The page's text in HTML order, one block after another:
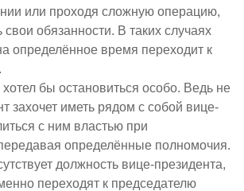
или проходя сложную операцию,
свои обязанности. В таких случаях
определённое время переходит к
бы остановиться особо. Ведь не
захочет иметь рядом с собой вице-
с ним властью при
определённые полномочия.
должность вице-президента,
переходят к председателю